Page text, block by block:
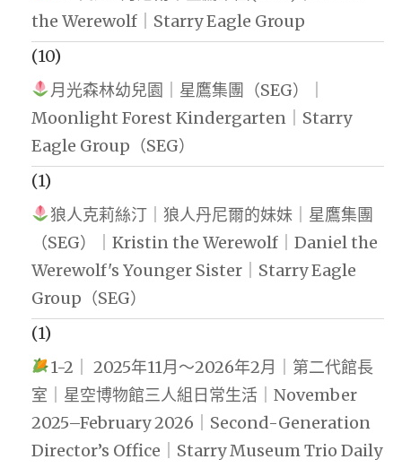
the Werewolf｜Starry Eagle Group
(10)
月光森林幼兒園｜星鷹集團（SEG）｜
Moonlight Forest Kindergarten｜Starry
Eagle Group（SEG）
(1)
狼人克莉絲汀｜狼人丹尼爾的妹妹｜星鷹集團
（SEG）｜Kristin the Werewolf｜Daniel the
Werewolf's Younger Sister｜Starry Eagle
Group（SEG）
(1)
1-2｜ 2025年11月～2026年2月｜第二代館長
室｜星空博物館三人組日常生活｜November
2025–February 2026｜Second-Generation
Director’s Office｜Starry Museum Trio Daily